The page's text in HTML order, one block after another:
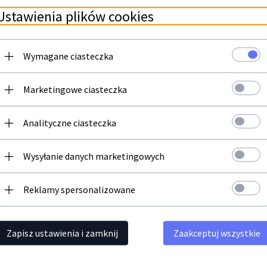
Newsletter
Zapisz się do newslettera i bądź na bieżąco z naszą ofertą
Twój adres email
plików cookies
Wymagane ciasteczka
Marketingowe ciasteczka
Analityczne ciasteczka
Wysyłanie danych marketingowych
Reklamy spersonalizowane
Zapisz ustawienia i zamknij Zaakceptuj wszystkie